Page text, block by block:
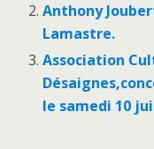
Anthony
Lamastre.
Association
le samedi 10